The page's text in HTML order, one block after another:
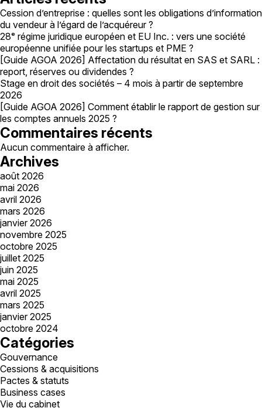
Cession d’entreprise : quelles sont les obligations d’information
du vendeur à l’égard de l’acquéreur ?
28ᵉ régime juridique européen et EU Inc. : vers une société
européenne unifiée pour les startups et PME ?
[Guide AGOA 2026] Affectation du résultat en SAS et SARL :
report, réserves ou dividendes ?
Stage en droit des sociétés – 4 mois à partir de septembre
2026
[Guide AGOA 2026] Comment établir le rapport de gestion sur
les comptes annuels 2025 ?
Commentaires récents
Aucun commentaire à afficher.
Archives
août 2026
mai 2026
avril 2026
mars 2026
janvier 2026
novembre 2025
octobre 2025
juillet 2025
juin 2025
mai 2025
avril 2025
mars 2025
janvier 2025
octobre 2024
Catégories
Gouvernance
Cessions & acquisitions
Pactes & statuts
Business cases
Vie du cabinet